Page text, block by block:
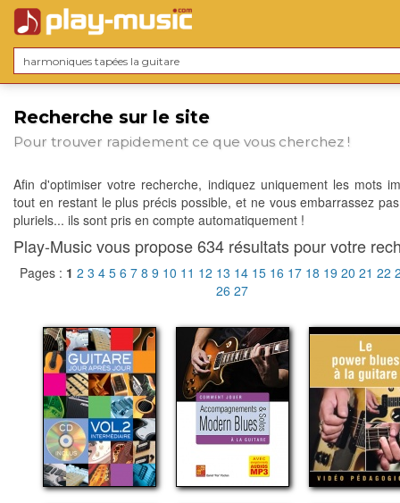
Recherche sur le site
Pour trouver rapidement ce que vous cherchez !
Afin d'optimiser votre recherche, indiquez uniquement les mots
tout en restant le plus précis possible, et ne vous embarrassez
pluriels... ils sont pris en compte automatiquement !
Play-Music vous propose 634 résultats pour votre
Pages : 1 2 3 4 5 6 7 8 9 10 11 12 13 14 15 16 17 18 19 20 21 22
26 27